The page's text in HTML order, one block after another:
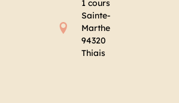
1 cours
Sainte-
Marthe
94320
Thiais